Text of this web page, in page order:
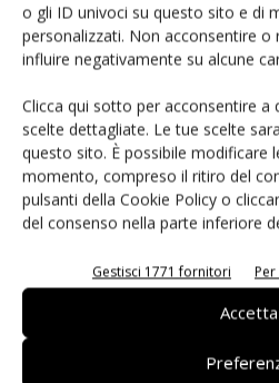
o gli ID univoci su questo sito e di
personalizzati. Non acconsentire o
influire negativamente su alcune
Clicca qui sotto per acconsentire
scelte dettagliate. Le tue scelte
questo sito. È possibile modificare
momento, compreso il ritiro del
pulsanti della Cookie Policy o
del consenso nella parte inferiore
Gestisci 1771 fornitori
Accetta
Edicola web